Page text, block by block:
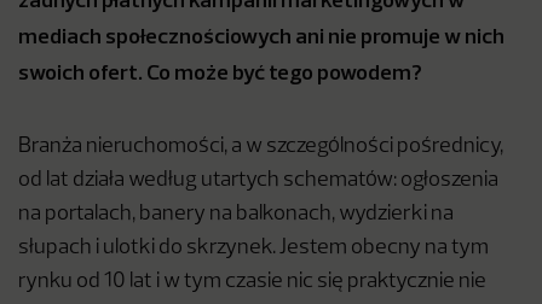
mediach społecznościowych ani nie promuje w nich
swoich ofert. Co może być tego powodem?
Branża nieruchomości, a w szczególności pośrednicy,
od lat działa według utartych schematów: ogłoszenia
na portalach, banery na balkonach, wydzierki na
słupach i ulotki do skrzynek. Jestem obecny na tym
rynku od 10 lat i w tym czasie nic się praktycznie nie